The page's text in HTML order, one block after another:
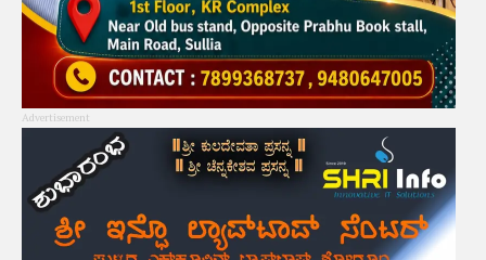
Advertisement